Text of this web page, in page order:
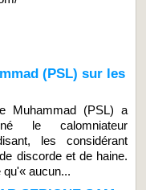
(PSL) sur les
Muhammad (PSL) a
le calomniateur
les considérant
discorde et de haine.
aucun...